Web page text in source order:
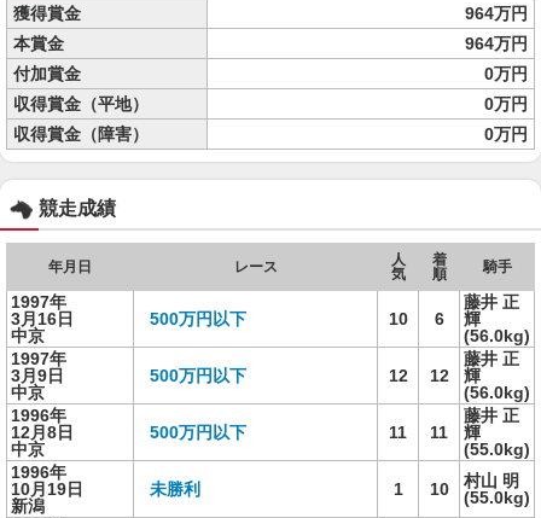
獲得賞金
964万円
本賞金
964万円
付加賞金
0万円
収得賞金（平地）
0万円
収得賞金（障害）
0万円
競走成績
年月日 レース
人
気
着
順
騎手
1997年
3月16日
中京
500万円以下 10 6
藤井 正
輝
(56.0kg)
1997年
3月9日
中京
500万円以下 12 12
藤井 正
輝
(56.0kg)
1996年
12月8日
中京
500万円以下 11 11
藤井 正
輝
(55.0kg)
1996年
10月19日
新潟
未勝利 1 10
村山 明
(55.0kg)